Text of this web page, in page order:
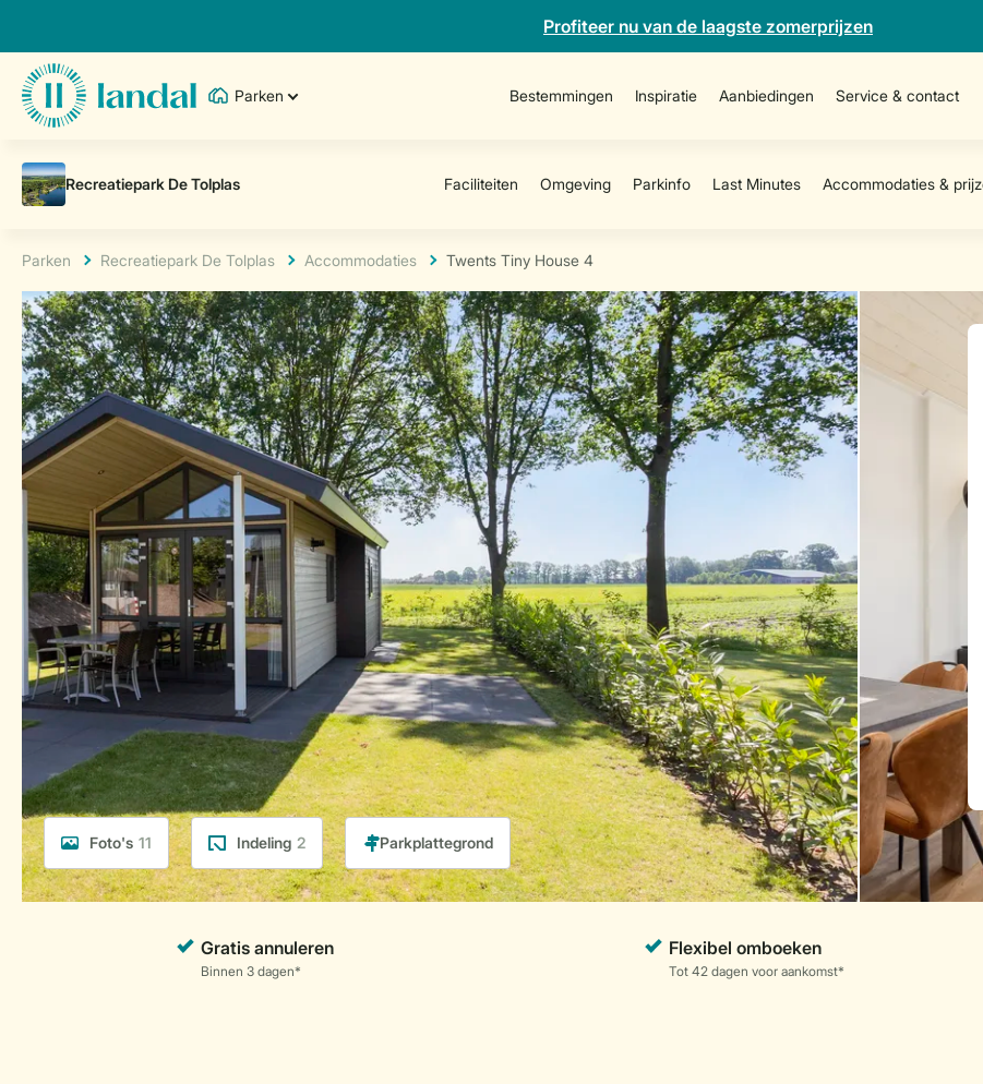
Profiteer nu van de laagste zomerprijzen
Parken Bestemmingen Inspiratie Aanbiedingen Service & contact
Parken Recreatiepark De Tolplas Accommodaties Twents Tiny House 4
Foto's 11 Indeling 2